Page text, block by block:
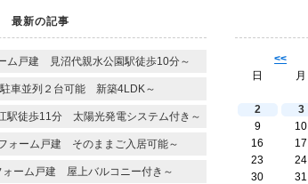
最新の記事
ム戸建 見沼代親水公園駅徒歩10分～
車並列２台可能 新築4LDK～
駅徒歩11分 太陽光発電システム付き～
ォーム戸建 そのままご入居可能～
ーム戸建 屋上バルコニー付き～
<<
日
月
2
3
9
10
16
17
23
24
30
31